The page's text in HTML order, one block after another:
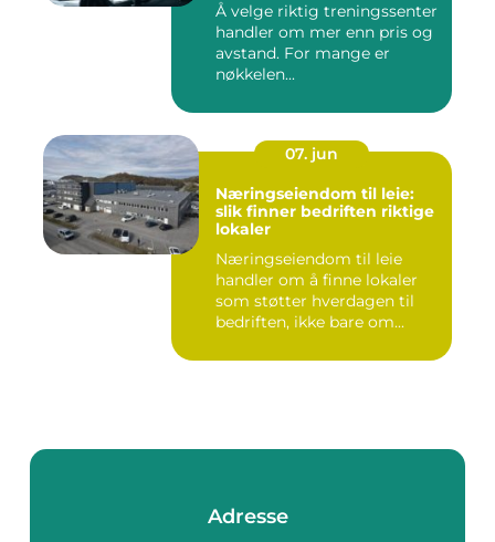
Å velge riktig treningssenter
handler om mer enn pris og
avstand. For mange er
nøkkelen...
07. jun
Næringseiendom til leie:
slik finner bedriften riktige
lokaler
Næringseiendom til leie
handler om å finne lokaler
som støtter hverdagen til
bedriften, ikke bare om...
Adresse